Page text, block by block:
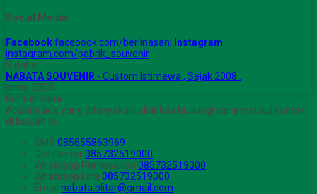
Social Media
Facebookfacebook.com/berlinasani Instagram
instagram.com/pabrik_souvenir
Sidebar
NABATA SOUVENIR - Custom Istimewa , Sejak 2008 .
since 2008
Kontak Kami
Apabila ada yang ditanyakan, silahkan hubungi kami melalui kontak
di bawah ini.
SMS 085655863969
Call Center085732519000
Whatsapp Pemesanan 085732519000
Whatsapp Lina 085732519000
Email nabata.blitar@gmail.com